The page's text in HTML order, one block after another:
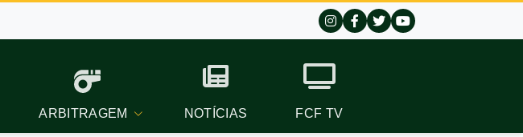
ARBITRAGEM NOTÍCIAS FCF TV